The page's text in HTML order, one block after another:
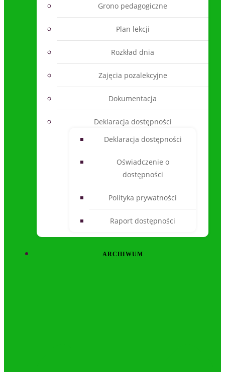
Grono pedagogiczne
Plan lekcji
Rozkład dnia
Zajęcia pozalekcyjne
Dokumentacja
Deklaracja dostępności
Deklaracja dostępności
Oświadczenie o
dostępności
Polityka prywatności
Raport dostępności
ARCHIWUM